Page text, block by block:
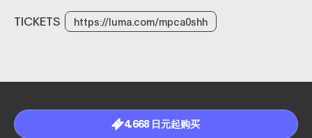
TICKETS https://luma.com/mpca0shh
4,668 日元起购买